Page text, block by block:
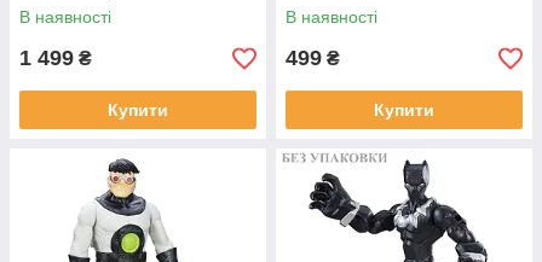
В наявності
1 499 ₴
Купити
В наявності
499 ₴
Купити